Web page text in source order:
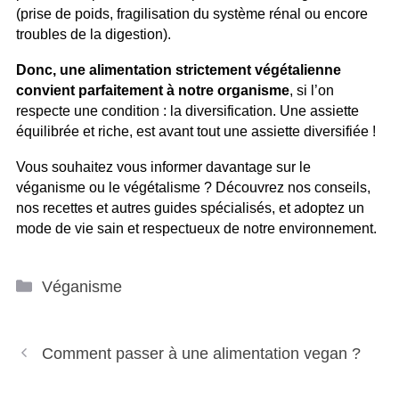
(prise de poids, fragilisation du système rénal ou encore
troubles de la digestion).
Donc, une alimentation strictement végétalienne
convient parfaitement à notre organisme, si l’on
respecte une condition : la diversification. Une assiette
équilibrée et riche, est avant tout une assiette diversifiée !
Vous souhaitez vous informer davantage sur le
véganisme ou le végétalisme ? Découvrez nos conseils,
nos recettes et autres guides spécialisés, et adoptez un
mode de vie sain et respectueux de notre environnement.
Véganisme
des Comment passer à une alimentation vegan ?